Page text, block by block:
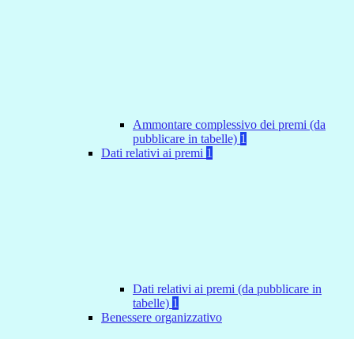
Ammontare complessivo dei premi (da
pubblicare in tabelle) 1
Dati relativi ai premi 1
Dati relativi ai premi (da pubblicare in
tabelle) 1
Benessere organizzativo